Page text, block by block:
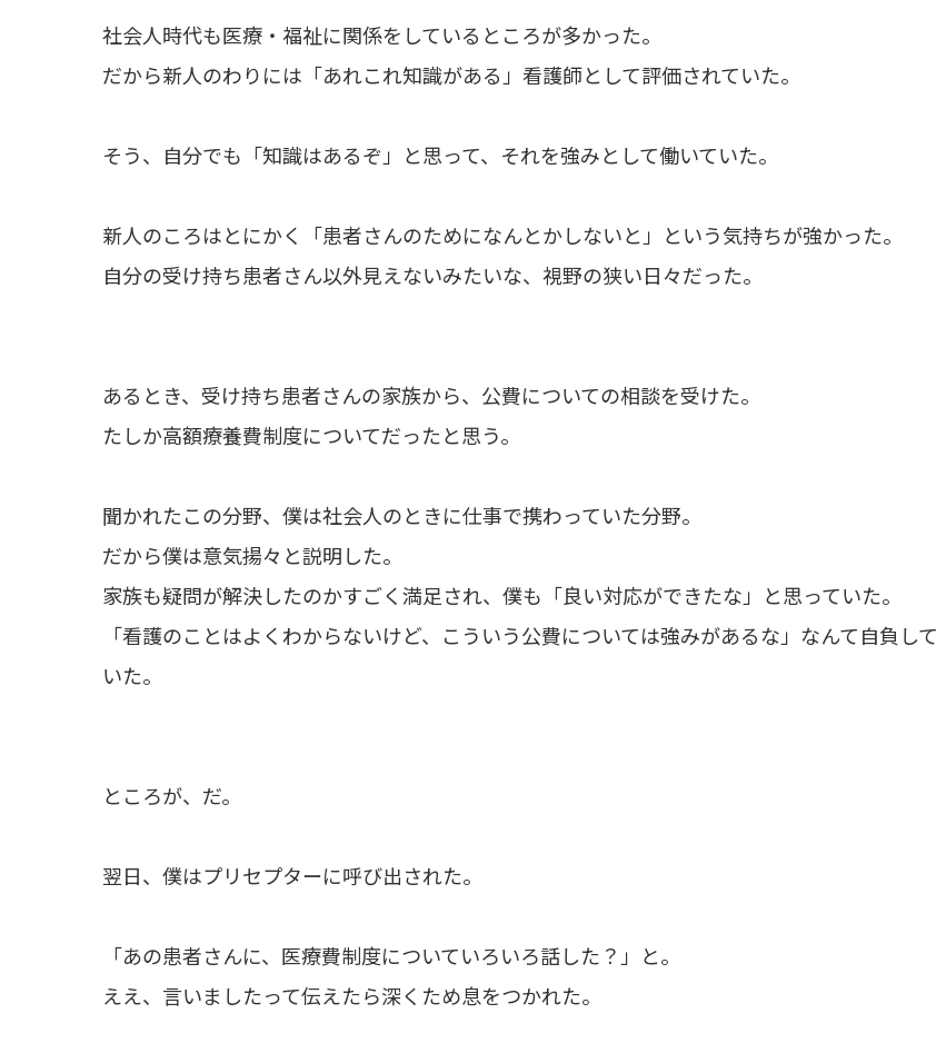
社会人時代も医療・福祉に関係をしているところが多かった。
だから新人のわりには「あれこれ知識がある」看護師として評価されていた。
そう、自分でも「知識はあるぞ」と思って、それを強みとして働いていた。
新人のころはとにかく「患者さんのためになんとかしないと」という気持ちが強かった。
自分の受け持ち患者さん以外見えないみたいな、視野の狭い日々だった。
あるとき、受け持ち患者さんの家族から、公費についての相談を受けた。
たしか高額療養費制度についてだったと思う。
聞かれたこの分野、僕は社会人のときに仕事で携わっていた分野。
だから僕は意気揚々と説明した。
家族も疑問が解決したのかすごく満足され、僕も「良い対応ができたな」と思っていた。
「看護のことはよくわからないけど、こういう公費については強みがあるな」なんて自負して
いた。
ところが、だ。
翌日、僕はプリセプターに呼び出された。
「あの患者さんに、医療費制度についていろいろ話した？」と。
ええ、言いましたって伝えたら深くため息をつかれた。